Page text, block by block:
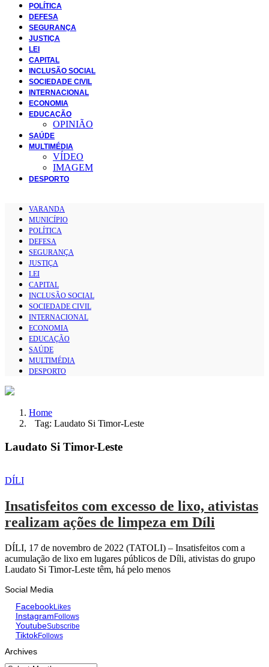
POLÍTICA
DEFESA
SEGURANÇA
JUSTIÇA
LEI
CAPITAL
INCLUSÃO SOCIAL
SOCIEDADE CIVIL
INTERNACIONAL
ECONOMIA
EDUCAÇÃO
OPINIÃO
SAÚDE
MULTIMÉDIA
VÍDEO
IMAGEM
DESPORTO
VARANDA
MUNICÍPIO
POLÍTICA
DEFESA
SEGURANÇA
JUSTIÇA
LEI
CAPITAL
INCLUSÃO SOCIAL
SOCIEDADE CIVIL
INTERNACIONAL
ECONOMIA
EDUCAÇÃO
SAÚDE
MULTIMÉDIA
DESPORTO
Home
Tag: Laudato Si Timor-Leste
Laudato Si Timor-Leste
DÍLI
Insatisfeitos com excesso de lixo, ativistas
realizam ações de limpeza em Díli
DÍLI, 17 de novembro de 2022 (TATOLI) – Insatisfeitos com a
acumulação de lixo em lugares públicos de Díli, ativistas do grupo
Laudato Si Timor-Leste têm, há pelo menos
Social Media
FacebookLikes
InstagramFollows
YoutubeSubscribe
TiktokFollows
Archives